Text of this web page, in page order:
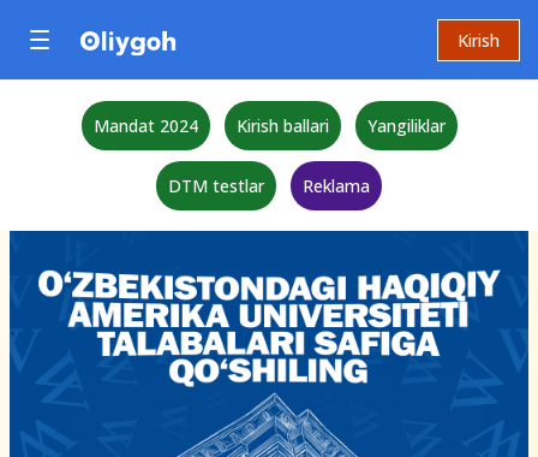
Kirish
Mandat 2024 Kirish ballari Yangiliklar
DTM testlar Reklama